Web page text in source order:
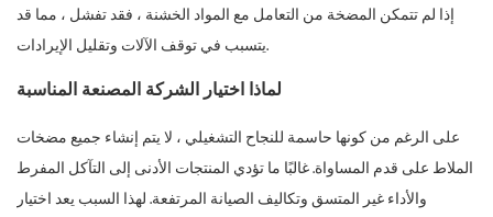
إذا لم تتمكن المضخة من التعامل مع المواد الخشنة ، فقد تفشل ، مما قد
يتسبب في توقف الآلات وتقليل الإيرادات.
لماذا اختيار الشركة المصنعة المناسبة
على الرغم من كونها حاسمة للنجاح التشغيلي ، لا يتم إنشاء جميع مضخات
الملاط على قدم المساواة. غالبًا ما تؤدي المنتجات الأدنى إلى التآكل المفرط
والأداء غير المتسق وتكاليف الصيانة المرتفعة. لهذا السبب يعد اختيار